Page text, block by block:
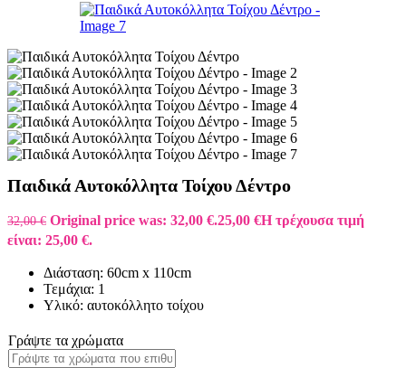
Παιδικά Αυτοκόλλητα Τοίχου Δέντρο
32,00€ Original price was: 32,00 €.25,00 €Η τρέχουσα τιμή
είναι: 25,00 €.
Διάσταση: 60cm x 110cm
Τεμάχια: 1
Υλικό: αυτοκόλλητο τοίχου
Γράψτε τα χρώματα